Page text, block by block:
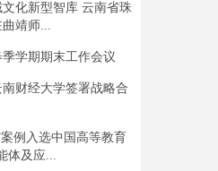
化新型智库 云南省珠
靖师...
学期期末工作会议
财经大学签署战略合
例入选中国高等教育
体及应...